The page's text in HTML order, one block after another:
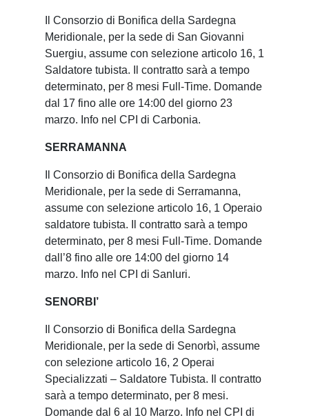
Il Consorzio di Bonifica della Sardegna
Meridionale, per la sede di San Giovanni
Suergiu, assume con selezione articolo 16, 1
Saldatore tubista. Il contratto sarà a tempo
determinato, per 8 mesi Full-Time. Domande
dal 17 fino alle ore 14:00 del giorno 23
marzo. Info nel CPI di Carbonia.
SERRAMANNA
Il Consorzio di Bonifica della Sardegna
Meridionale, per la sede di Serramanna,
assume con selezione articolo 16, 1 Operaio
saldatore tubista. Il contratto sarà a tempo
determinato, per 8 mesi Full-Time. Domande
dall’8 fino alle ore 14:00 del giorno 14
marzo. Info nel CPI di Sanluri.
SENORBI’
Il Consorzio di Bonifica della Sardegna
Meridionale, per la sede di Senorbì, assume
con selezione articolo 16, 2 Operai
Specializzati – Saldatore Tubista. Il contratto
sarà a tempo determinato, per 8 mesi.
Domande dal 6 al 10 Marzo. Info nel CPI di